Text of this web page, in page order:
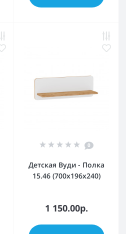
0
Детская Вуди - Полка
15.46 (700х196х240)
1 150.00р.